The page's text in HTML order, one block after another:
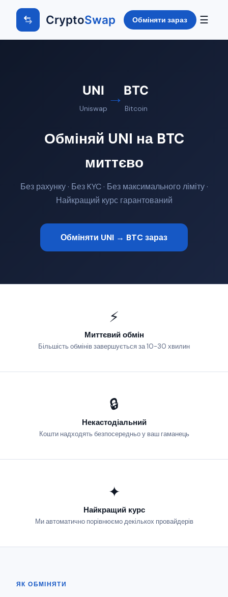
CryptoSwap Обміняти зараз ☰
UNI
Uniswap
→ BTC
Bitcoin
Обміняй UNI на BTC
миттєво
Без рахунку · Без KYC · Без максимального ліміту ·
Найкращий курс гарантований
Обміняти UNI → BTC зараз
⚡
Миттєвий обмін
Більшість обмінів завершується за 10-30 хвилин
🔒
Некастодіальний
Кошти надходять безпосередньо у ваш гаманець
✦
Найкращий курс
Ми автоматично порівнюємо декількох провайдерів
ЯК ОБМІНЯТИ